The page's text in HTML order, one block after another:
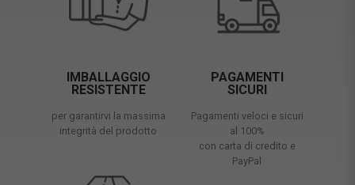
IMBALLAGGIO
RESISTENTE
per garantirvi la massima
integrità del prodotto
PAGAMENTI
SICURI
Pagamenti veloci e sicuri
al 100%
con carta di credito e
PayPal